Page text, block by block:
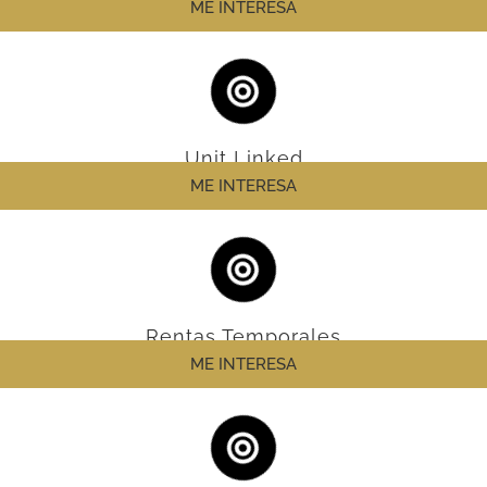
ME INTERESA
Unit Linked
ME INTERESA
Rentas Temporales
ME INTERESA